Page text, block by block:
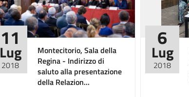
11
Lug
2018
Montecitorio, Sala della
Regina - Indirizzo di
saluto alla presentazione
della Relazion...
6
Lug
2018